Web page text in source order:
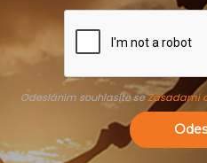
Odesláním souhlasíte seZásadami